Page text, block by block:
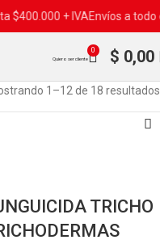
Quiero ser cliente
0 $ 0,00
1–12 de 18 resultados
TRICHO
$400.000 + IVAEnvíos a todo